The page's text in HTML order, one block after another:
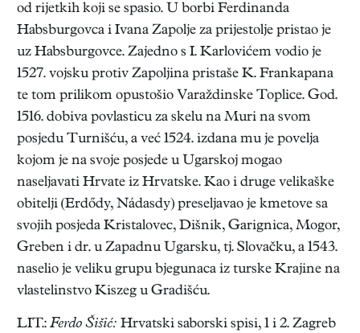
od rijetkih koji se spasio. U borbi Ferdinanda
Habsburgovca i Ivana Zapolje za prijestolje pristao je
uz Habsburgovce. Zajedno s I. Karlovićem vodio je
1527. vojsku protiv Zapoljina pristaše K. Frankapana
te tom prilikom opustošio Varaždinske Toplice. God.
1516. dobiva povlasticu za skelu na Muri na svom
posjedu Turnišću, a već 1524. izdana mu je povelja
kojom je na svoje posjede u Ugarskoj mogao
naseljavati Hrvate iz Hrvatske. Kao i druge velikaške
obitelji (Erdődy, Nádasdy) preseljavao je kmetove sa
svojih posjeda Kristalovec, Dišnik, Garignica, Mogor,
Greben i dr. u Zapadnu Ugarsku, tj. Slovačku, a 1543.
naselio je veliku grupu bjegunaca iz turske Krajine na
vlastelinstvo Kiszeg u Gradišću.
LIT.: Ferdo Šišić: Hrvatski saborski spisi, 1 i 2. Zagreb